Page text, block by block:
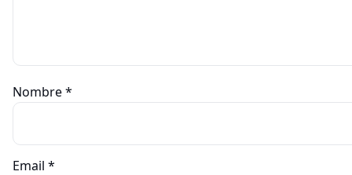
Nombre*
Email *